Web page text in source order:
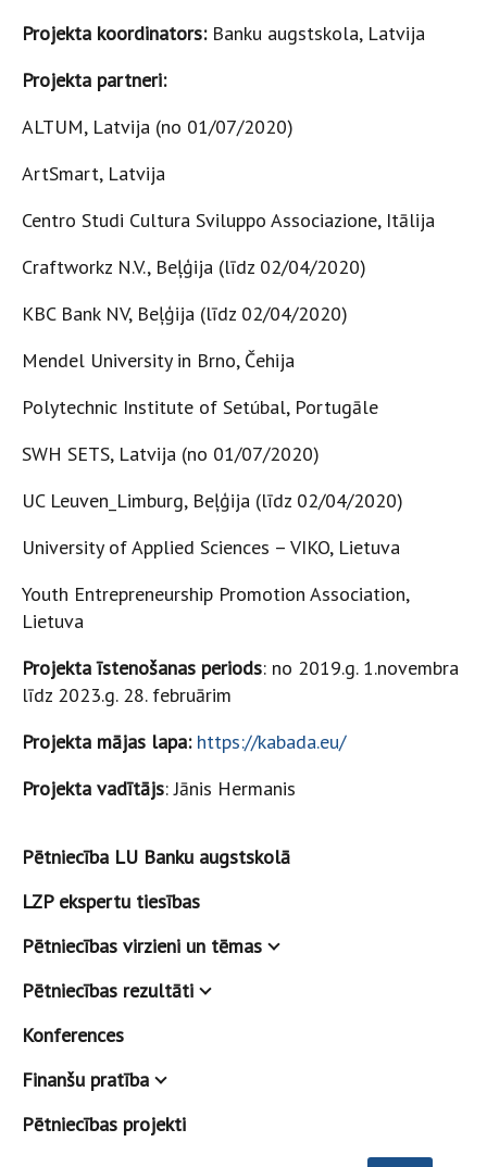
Projekta koordinators: Banku augstskola, Latvija
Projekta partneri:
ALTUM, Latvija (no 01/07/2020)
ArtSmart, Latvija
Centro Studi Cultura Sviluppo Associazione, Itālija
Craftworkz N.V., Beļģija (līdz 02/04/2020)
KBC Bank NV, Beļģija (līdz 02/04/2020)
Mendel University in Brno, Čehija
Polytechnic Institute of Setúbal, Portugāle
SWH SETS, Latvija (no 01/07/2020)
UC Leuven_Limburg, Beļģija (līdz 02/04/2020)
University of Applied Sciences – VIKO, Lietuva
Youth Entrepreneurship Promotion Association,
Lietuva
Projekta īstenošanas periods: no 2019.g. 1.novembra
līdz 2023.g. 28. februārim
Projekta mājas lapa: https://kabada.eu/
Projekta vadītājs: Jānis Hermanis
Pētniecība LU Banku augstskolā
LZP ekspertu tiesības
Pētniecības virzieni un tēmas
Pētniecības rezultāti
Konferences
Finanšu pratība
Pētniecības projekti